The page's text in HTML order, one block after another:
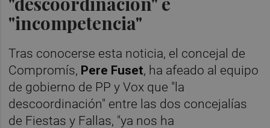
"incompetencia"
Tras conocerse esta noticia, el concejal de
Compromís, Pere Fuset, ha afeado al equipo
de gobierno de PP y Vox que "la
descoordinación" entre las dos concejalías
de Fiestas y Fallas, "ya nos ha